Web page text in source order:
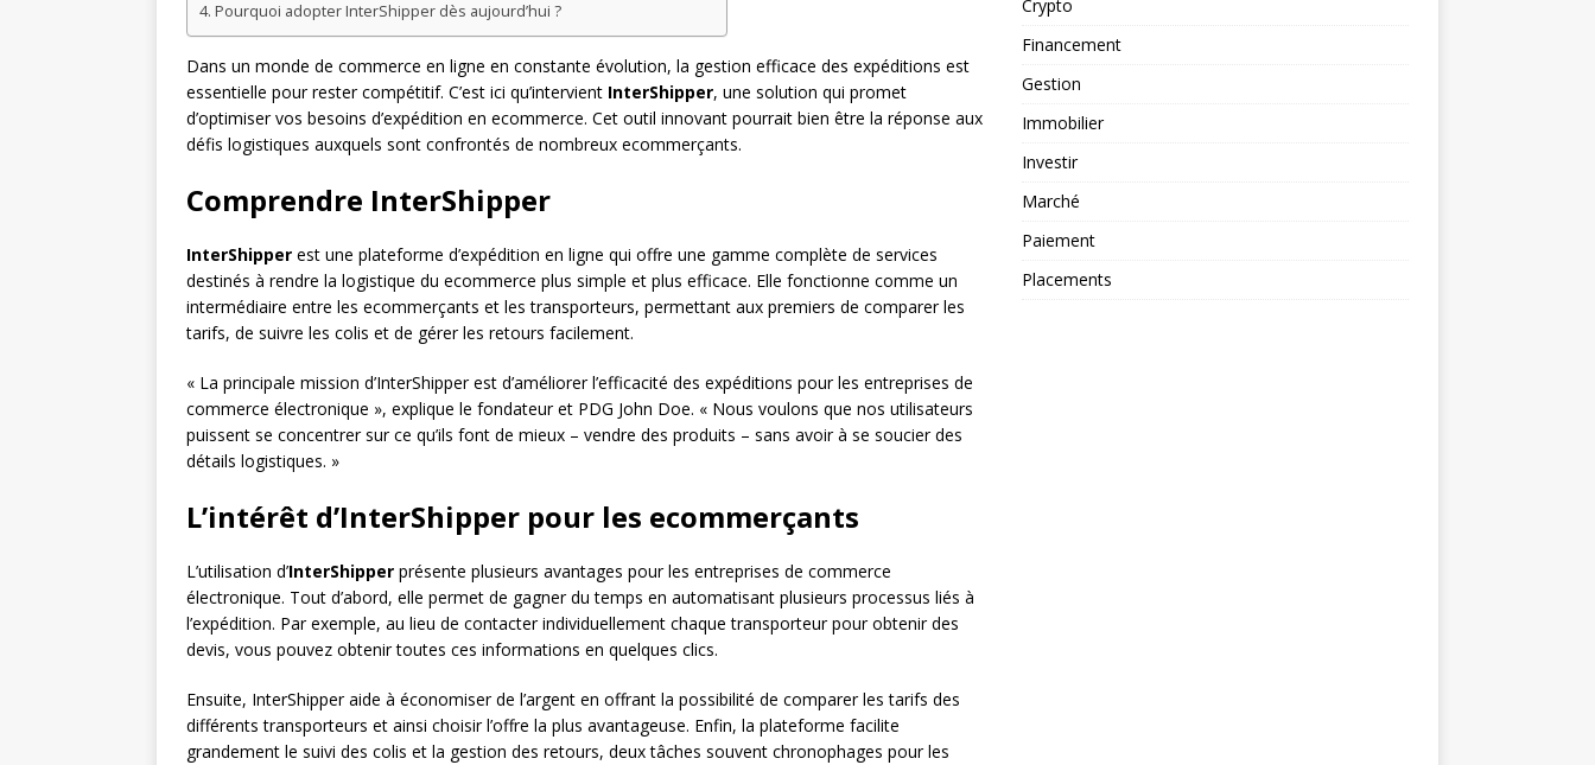
Pourquoi adopter InterShipper dès aujourd’hui ?
Dans un monde de commerce en ligne en constante évolution, la gestion efficace des expéditions est
essentielle pour rester compétitif. C’est ici qu’intervient InterShipper, une solution qui promet
d’optimiser vos besoins d’expédition en ecommerce. Cet outil innovant pourrait bien être la réponse aux
défis logistiques auxquels sont confrontés de nombreux ecommerçants.
Comprendre InterShipper
InterShipper est une plateforme d’expédition en ligne qui offre une gamme complète de services
destinés à rendre la logistique du ecommerce plus simple et plus efficace. Elle fonctionne comme un
intermédiaire entre les ecommerçants et les transporteurs, permettant aux premiers de comparer les
tarifs, de suivre les colis et de gérer les retours facilement.
« La principale mission d’InterShipper est d’améliorer l’efficacité des expéditions pour les entreprises de
commerce électronique », explique le fondateur et PDG John Doe. « Nous voulons que nos utilisateurs
puissent se concentrer sur ce qu’ils font de mieux – vendre des produits – sans avoir à se soucier des
détails logistiques. »
L’intérêt d’InterShipper pour les ecommerçants
L’utilisation d’InterShipper présente plusieurs avantages pour les entreprises de commerce
électronique. Tout d’abord, elle permet de gagner du temps en automatisant plusieurs processus liés à
l’expédition. Par exemple, au lieu de contacter individuellement chaque transporteur pour obtenir des
devis, vous pouvez obtenir toutes ces informations en quelques clics.
Ensuite, InterShipper aide à économiser de l’argent en offrant la possibilité de comparer les tarifs des
différents transporteurs et ainsi choisir l’offre la plus avantageuse. Enfin, la plateforme facilite
grandement le suivi des colis et la gestion des retours, deux tâches souvent chronophages pour les
Crypto
Financement
Gestion
Immobilier
Investir
Marché
Paiement
Placements